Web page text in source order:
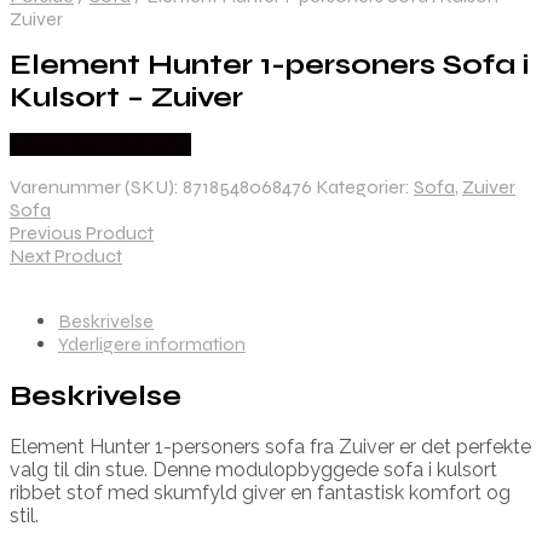
Zuiver
Element Hunter 1-personers Sofa i
Kulsort – Zuiver
Varenummer (SKU): 8718548068476 Kategorier: Sofa, Zuiver
Sofa
Previous Product
Next Product
Beskrivelse
Yderligere information
Beskrivelse
Element Hunter 1-personers sofa fra Zuiver er det perfekte
valg til din stue. Denne modulopbyggede sofa i kulsort
ribbet stof med skumfyld giver en fantastisk komfort og
stil.